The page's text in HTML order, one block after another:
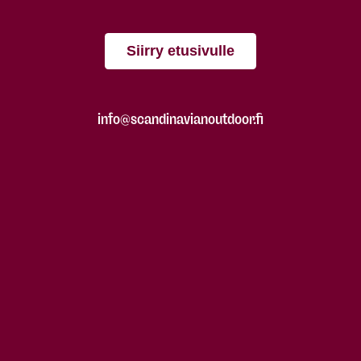
Siirry etusivulle
info@scandinavianoutdoor.fi